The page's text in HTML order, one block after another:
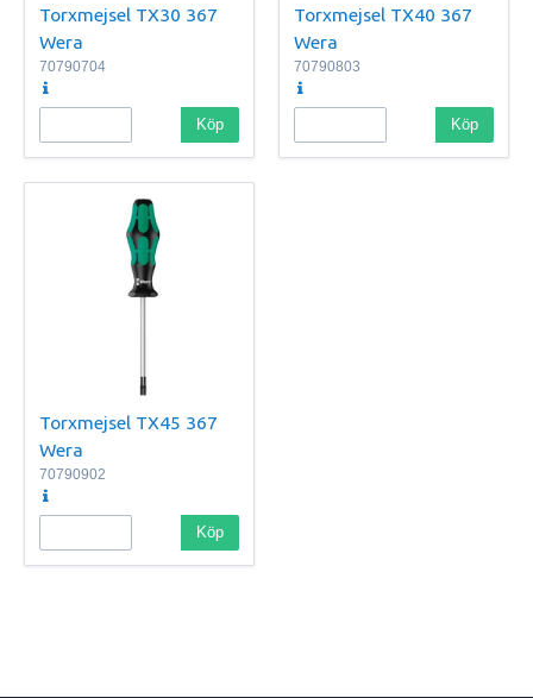
Torxmejsel TX30 367
Wera
70790704
Köp
Torxmejsel TX40 367
Wera
70790803
Köp
Torxmejsel TX45 367
Wera
70790902
Köp